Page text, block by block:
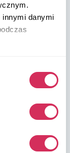
innymi danymi
02-390